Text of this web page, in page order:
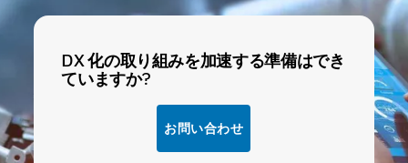
DX 化の取り組みを加速する準備はでき
ていますか?
お問い合わせ